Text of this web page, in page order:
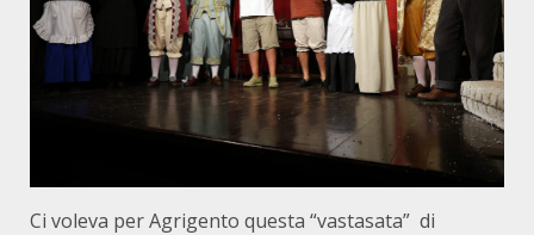
Ci voleva per Agrigento questa “vastasata” di